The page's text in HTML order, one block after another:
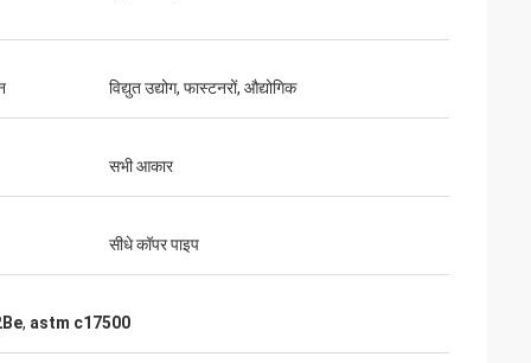
विद्युत उद्योग, फास्टनरों, औद्योगिक
सभी आकार
सीधे कॉपर पाइप
, astm c17500